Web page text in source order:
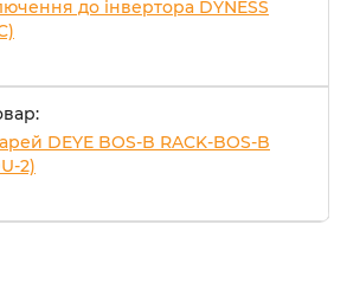
до інвертора DYNESS
DEYE BOS-B RACK-BOS-B
2)